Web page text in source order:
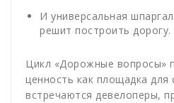
И универсальная
решит построить дорогу.
Цикл «Дорожные вопросы»
ценность как площадка для
встречаются девелоперы,